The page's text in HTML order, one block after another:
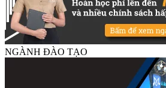
NGÀNH ĐÀO TẠO